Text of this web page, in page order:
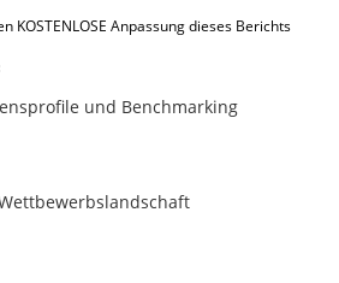
KOSTENLOSE Anpassung dieses Berichts
und Benchmarking